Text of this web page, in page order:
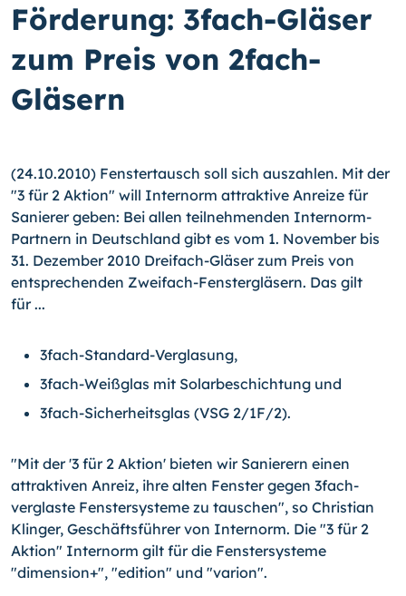
Förderung: 3fach-Gläser
zum Preis von 2fach-
Gläsern
(24.10.2010) Fenstertausch soll sich auszahlen. Mit der
"3 für 2 Aktion" will Internorm attraktive Anreize für
Sanierer geben: Bei allen teilnehmenden Internorm-
Partnern in Deutschland gibt es vom 1. November bis
31. Dezember 2010 Dreifach-Gläser zum Preis von
entsprechenden Zweifach-Fenstergläsern. Das gilt
für ...
3fach-Standard-Verglasung,
3fach-Weißglas mit Solarbeschichtung und
3fach-Sicherheitsglas (VSG 2/1F/2).
"Mit der '3 für 2 Aktion' bieten wir Sanierern einen
attraktiven Anreiz, ihre alten Fenster gegen 3fach-
verglaste Fenstersysteme zu tauschen", so Christian
Klinger, Geschäftsführer von Internorm. Die "3 für 2
Aktion" Internorm gilt für die Fenstersysteme
"dimension+", "edition" und "varion".